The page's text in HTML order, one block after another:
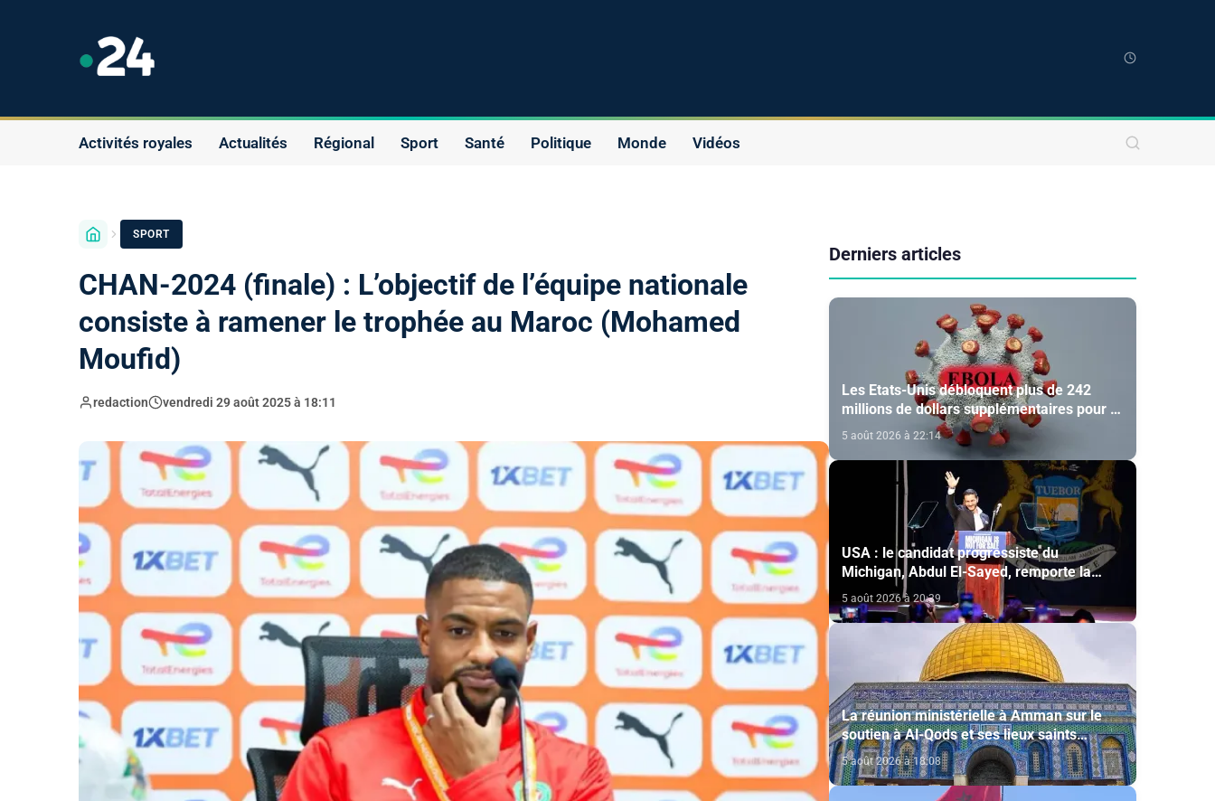
Activités royales Actualités Régional Sport Santé Politique Monde Vidéos
SPORT
CHAN-2024 (finale) : L’objectif de l’équipe nationale
consiste à ramener le trophée au Maroc (Mohamed
Moufid)
redaction vendredi 29 août 2025 à 18:11
Derniers articles
Les Etats-Unis débloquent plus de 242
millions de dollars supplémentaires pour la
lutte contre Ebola
5 août 2026 à 22:14
USA : le candidat progressiste du
Michigan, Abdul El-Sayed, remporte la
primaire démocrate pour le Sénat
5 août 2026 à 20:39
La réunion ministérielle à Amman sur le
soutien à Al-Qods et ses lieux saints
souligne l’importance du rôle du Comité Al
Qods présidé par SM le Roi
5 août 2026 à 18:08